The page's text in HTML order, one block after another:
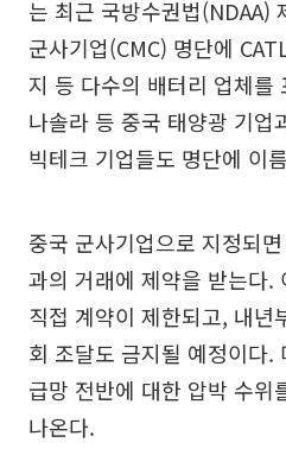
는 최근 국방수권법(NDAA)
군사기업(CMC) 명단에
지 등 다수의 배터리 업체를
나솔라 등 중국 태양광 기업
빅테크 기업들도 명단에 이
중국 군사기업으로 지정되
과의 거래에 제약을 받는다.
직접 계약이 제한되고, 내년
회 조달도 금지될 예정이다.
급망 전반에 대한 압박 수위
나온다.